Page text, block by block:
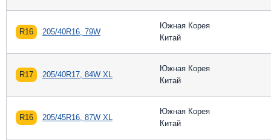
R16 205/40R16, 79W
Южная Корея
Китай
R17 205/40R17, 84W XL
Южная Корея
Китай
R16 205/45R16, 87W XL
Южная Корея
Китай